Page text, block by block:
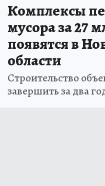
Комплексы
мусора за 27
появятся в
области
Строительство
завершить за два